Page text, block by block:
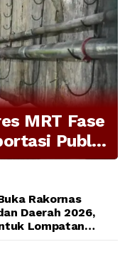
MRT Fase
Publik
Nasional
Rakornas
Daerah 2026,
Lompatan